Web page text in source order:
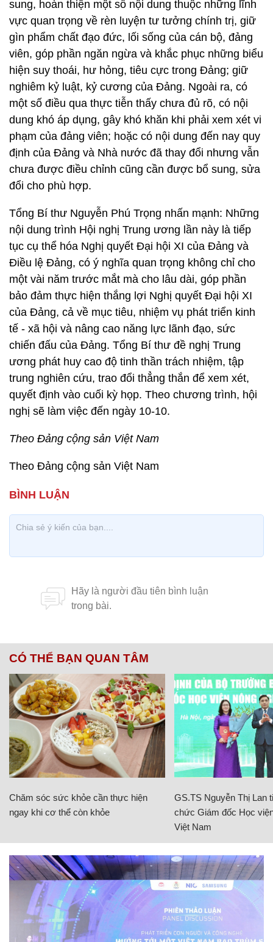
sung, hoàn thiện một số nội dung thuộc những lĩnh
vực quan trọng về rèn luyện tư tưởng chính trị, giữ
gìn phẩm chất đạo đức, lối sống của cán bộ, đảng
viên, góp phần ngăn ngừa và khắc phục những biểu
hiện suy thoái, hư hỏng, tiêu cực trong Đảng; giữ
nghiêm kỷ luật, kỷ cương của Đảng. Ngoài ra, có
một số điều qua thực tiễn thấy chưa đủ rõ, có nội
dung khó áp dụng, gây khó khăn khi phải xem xét vi
phạm của đảng viên; hoặc có nội dung đến nay quy
định của Đảng và Nhà nước đã thay đổi nhưng vẫn
chưa được điều chỉnh cũng cần được bổ sung, sửa
đổi cho phù hợp.
Tổng Bí thư Nguyễn Phú Trọng nhấn mạnh: Những
nội dung trình Hội nghị Trung ương lần này là tiếp
tục cụ thể hóa Nghị quyết Đại hội XI của Đảng và
Điều lệ Đảng, có ý nghĩa quan trọng không chỉ cho
một vài năm trước mắt mà cho lâu dài, góp phần
bảo đảm thực hiện thắng lợi Nghị quyết Đại hội XI
của Đảng, cả về mục tiêu, nhiệm vụ phát triển kinh
tế - xã hội và nâng cao năng lực lãnh đạo, sức
chiến đấu của Đảng. Tổng Bí thư đề nghị Trung
ương phát huy cao độ tinh thần trách nhiệm, tập
trung nghiên cứu, trao đổi thẳng thắn để xem xét,
quyết định vào cuối kỳ họp. Theo chương trình, hội
nghị sẽ làm việc đến ngày 10-10.
Theo Đảng cộng sản Việt Nam
Theo Đảng cộng sản Việt Nam
CÓ THỂ BẠN QUAN TÂM
Chăm sóc sức khỏe cần thực hiện
ngay khi cơ thể còn khỏe
GS.TS Nguyễn Thị Lan
chức Giám đốc Học
Việt Nam